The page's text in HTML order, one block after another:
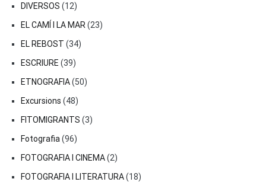
DIVERSOS (12)
EL CAMÍ I LA MAR (23)
EL REBOST (34)
ESCRIURE (39)
ETNOGRAFIA(50)
Excursions (48)
FITOMIGRANTS (3)
Fotografia (96)
FOTOGRAFIA I CINEMA(2)
FOTOGRAFIA I LITERATURA(18)